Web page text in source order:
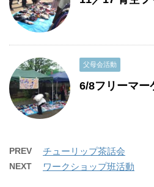
父母会活動
6/8フリーマー
PREV チューリップ茶話会
NEXT ワークショップ班活動